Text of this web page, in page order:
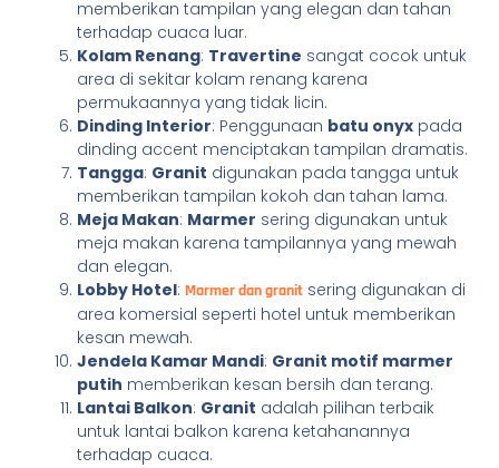
memberikan tampilan yang elegan dan tahan
terhadap cuaca luar.
Kolam Renang: Travertine sangat cocok untuk
area di sekitar kolam renang karena
permukaannya yang tidak licin.
Dinding Interior: Penggunaan batu onyxpada
dinding accent menciptakan tampilan dramatis.
Tangga: Granit digunakan pada tangga untuk
memberikan tampilan kokoh dan tahan lama.
Meja Makan: Marmer sering digunakan untuk
meja makan karena tampilannya yang mewah
dan elegan.
Lobby Hotel: Marmer dan granitsering digunakan di
area komersial seperti hotel untuk memberikan
kesan mewah.
Jendela Kamar Mandi: Granit motif marmer
putih memberikan kesan bersih dan terang.
Lantai Balkon: Granit adalah pilihan terbaik
untuk lantai balkon karena ketahanannya
terhadap cuaca.